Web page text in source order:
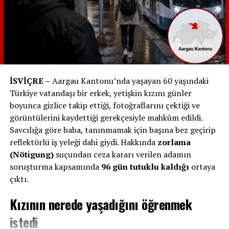
yaklaşık 920.000 vaka siyah biletle seyahat tespit edildi.
Ancak, İsviçre ulaşım ağında yapılan 2 milyar yolculuk
arasında sadece %3’ü biletsiz gerçekleşiyor. Bu oran,
ulaşım güvenliğini ve kurallara uyulmasını sağlamak
#İsviçreDevletDemiryolu #SchweizSBB#TrenYolu
#KaçakBilet #Seyahat #Reisen #ZugFahren #Pendeln
#SchwarzFahren #İsviçre #Schweiz #Tren
#BiletKontrolü #KaçakYolculuk #DemiryoluKuralları
RELATED TOPICS:
UP NEXT
Almanya Thüringen’deki Ortaokulda Yeni Kıyafet Kuralı:
Göbeği Açık Kıyafetler Yasaklandı
Avrupa Birliği, Havalimanlarında Sıvı Sınırlamalarını Geri
Getiriyor
İSVİÇRE – Aargau Kantonu’nda yaşayan 60 yaşındaki
Türkiye vatandaşı bir erkek, yetişkin kızını günler
boyunca gizlice takip ettiği, fotoğraflarını çektiği ve
görüntülerini kaydettiği gerekçesiyle mahkûm edildi.
Savcılığa göre baba, tanınmamak için başına bez geçirip
reflektörlü iş yeleği dahi giydi. Hakkında zorlama
(Nötigung)suçundan ceza kararı verilen adamın
soruşturma kapsamında 96 gün tutuklu kaldığıortaya
çıktı.
Kızının nerede yaşadığını öğrenmek
istedi